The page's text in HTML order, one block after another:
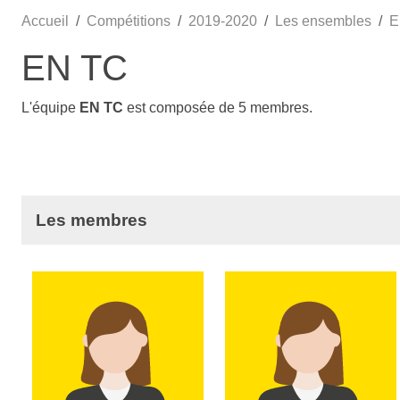
Accueil Compétitions 2019-2020 Les ensembles
EN TC
L'équipe EN TC est composée de 5 membres.
Les membres